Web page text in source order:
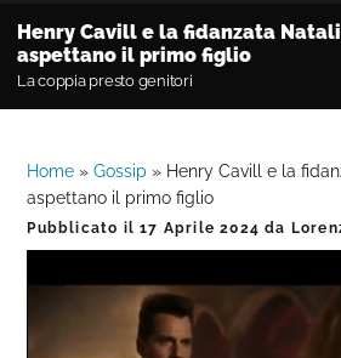
Henry Cavill e la fidanzata
aspettano il primo figlio
La coppia presto genitori
Home »Gossip » Henry Cavill e la
aspettano il primo figlio
Pubblicato il17 Aprile 2024 da